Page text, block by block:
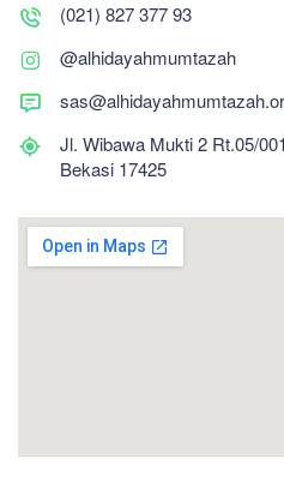
(021) 827 377 93
@alhidayahmumtazah
Jl. Wibawa Mukti 2 Rt.05/
Bekasi 17425